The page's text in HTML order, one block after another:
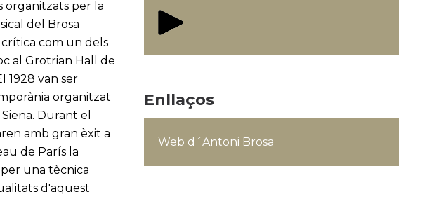
organitzats per la
del Brosa
com un dels
al Grotrian Hall de
1928 van ser
organitzat
Durant el
amb gran èxit a
de París la
una tècnica
d'aquest
Enllaços
Web d´Antoni Brosa